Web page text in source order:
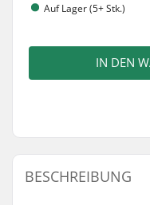
Auf Lager (5+ Stk.)
IN DEN
BESCHREIBUNG